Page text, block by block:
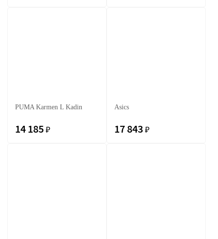
PUMA Karmen L Kadin
14 185 ₽
Asics
17 843 ₽